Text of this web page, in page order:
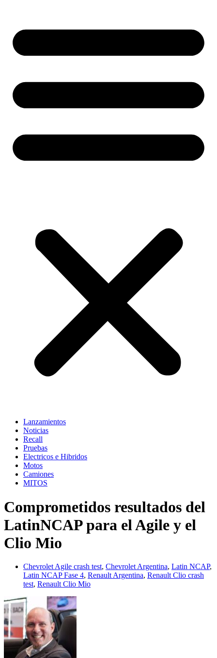
Lanzamientos
Noticias
Recall
Pruebas
Electricos e Hibridos
Motos
Camiones
MITOS
Comprometidos resultados del
LatinNCAP para el Agile y el
Clio Mio
Chevrolet Agile crash test, Chevrolet Argentina, Latin NCAP,
Latin NCAP Fase 4, Renault Argentina, Renault Clio crash
test, Renault Clio Mio